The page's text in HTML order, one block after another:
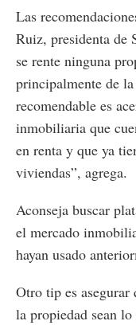
Las
Ruiz, presidenta de
se rente ninguna
principalmente de
recomendable es
inmobiliaria que
en renta y que ya
viviendas”, agrega.
Aconseja buscar
el mercado
hayan usado
Otro tip es
la propiedad sean